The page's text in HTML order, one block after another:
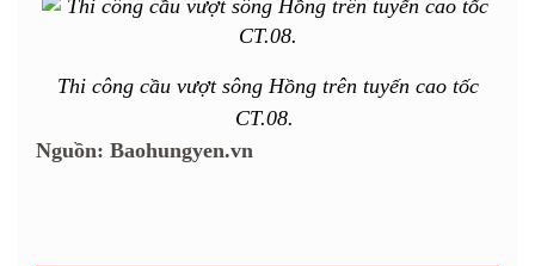
Thi công cầu vượt sông Hồng trên tuyến cao tốc
CT.08.
Nguồn: Baohungyen.vn